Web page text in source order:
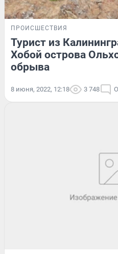
ПРОИСШЕСТВИЯ
Турист из
Хобой острова
обрыва
8 июня, 2022, 12:18 3 748